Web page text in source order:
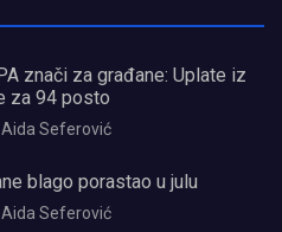
znači za građane: Uplate iz
za 94 posto
Aida Seferović
blago porastao u julu
Aida Seferović